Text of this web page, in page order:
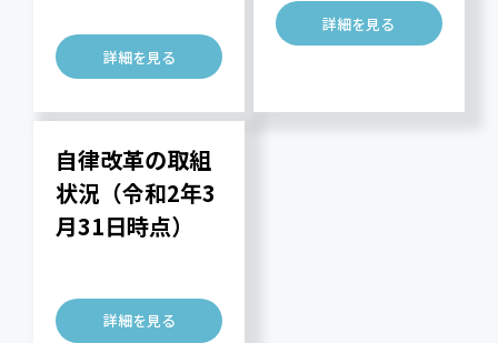
詳細を見る
詳細を見る
自律改革の取組
状況（令和2年3
月31日時点）
詳細を見る